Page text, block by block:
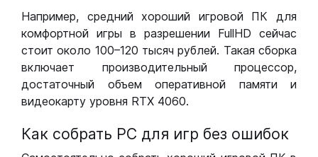
Например, средний хороший игровой ПК для
комфортной игры в разрешении FullHD сейчас
стоит около 100–120 тысяч рублей. Такая сборка
включает производительный процессор,
достаточный объем оперативной памяти и
видеокарту уровня RTX 4060.
Как собрать РС для игр без ошибок